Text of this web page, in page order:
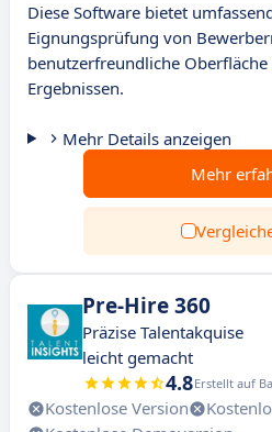
Diese Software bietet
Eignungsprüfung von
benutzerfreundliche
Ergebnissen.
Mehr Details anzeigen
Mehr
Pre-Hire 360
Präzise Talentakquise
leicht gemacht
4.8Erstellt auf
Kostenlose Version